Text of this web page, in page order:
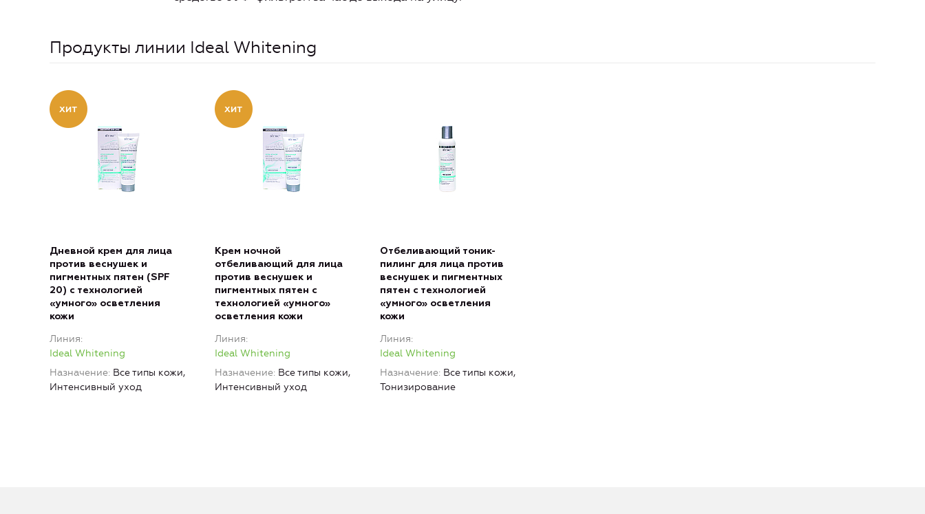
Продукты линии Ideal Whitening
Дневной крем для лица
против веснушек и
пигментных пятен (SPF
20) с технологией
«умного» осветления
кожи
Линия
Ideal Whitening
Назначение Все типы кожи,
Интенсивный уход
Крем ночной
отбеливающий для лица
против веснушек и
пигментных пятен с
технологией «умного»
осветления кожи
Линия
Ideal Whitening
Назначение Все типы кожи,
Интенсивный уход
Отбеливающий тоник-
пилинг для лица против
веснушек и пигментных
пятен с технологией
«умного» осветления
кожи
Линия
Ideal Whitening
Назначение Все типы кожи,
Тонизирование